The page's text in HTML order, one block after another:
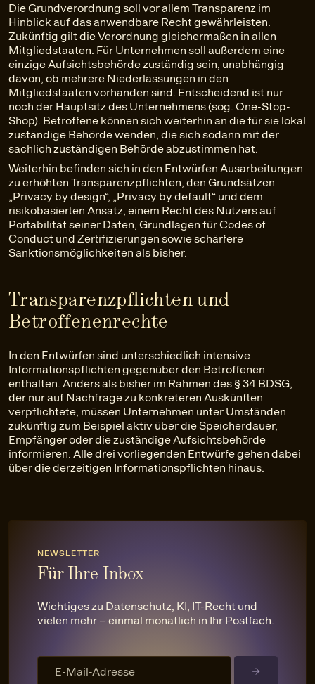
Die Grundverordnung soll vor allem Transparenz im
Hinblick auf das anwendbare Recht gewährleisten.
Zukünftig gilt die Verordnung gleichermaßen in allen
Mitgliedstaaten. Für Unternehmen soll außerdem eine
einzige Aufsichtsbehörde zuständig sein, unabhängig
davon, ob mehrere Niederlassungen in den
Mitgliedstaaten vorhanden sind. Entscheidend ist nur
noch der Hauptsitz des Unternehmens (sog. One-Stop-
Shop). Betroffene können sich weiterhin an die für sie lokal
zuständige Behörde wenden, die sich sodann mit der
sachlich zuständigen Behörde abzustimmen hat.
Weiterhin befinden sich in den Entwürfen Ausarbeitungen
zu erhöhten Transparenzpflichten, den Grundsätzen
„Privacy by design“, „Privacy by default“ und dem
risikobasierten Ansatz, einem Recht des Nutzers auf
Portabilität seiner Daten, Grundlagen für Codes of
Conduct und Zertifizierungen sowie schärfere
Sanktionsmöglichkeiten als bisher.
Transparenzpflichten und
Betroffenenrechte
In den Entwürfen sind unterschiedlich intensive
Informationspflichten gegenüber den Betroffenen
enthalten. Anders als bisher im Rahmen des § 34 BDSG,
der nur auf Nachfrage zu konkreteren Auskünften
verpflichtete, müssen Unternehmen unter Umständen
zukünftig zum Beispiel aktiv über die Speicherdauer,
Empfänger oder die zuständige Aufsichtsbehörde
informieren. Alle drei vorliegenden Entwürfe gehen dabei
über die derzeitigen Informationspflichten hinaus.
NEWSLETTER
Für Ihre Inbox
Wichtiges zu Datenschutz, KI, IT-Recht und
vielen mehr – einmal monatlich in Ihr Postfach.